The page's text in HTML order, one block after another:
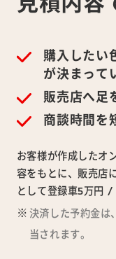
購入したい
が決まって
販売店へ足
商談時間を
お客様が作成したオ
容をもとに、販売店
として登録車5万円 /
決済した予約金は
当されます。